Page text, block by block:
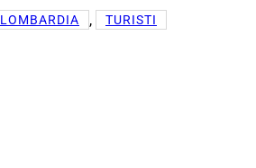
LOMBARDIA , TURISTI